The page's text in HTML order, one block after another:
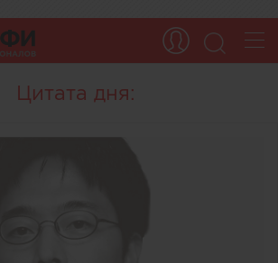
Цитата дня: